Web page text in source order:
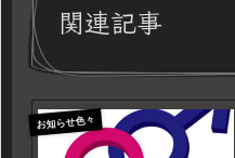
関連記事
お知らせ色々